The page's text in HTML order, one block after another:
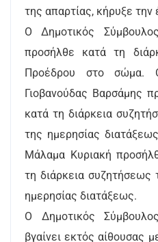
της απαρτίας, κήρυξε την
Ο Δημοτικός
προσήλθε κατά τη
Προέδρου στο σώμα.
Γιοβανούδας Βαρσάμης
κατά τη διάρκεια
της ημερησίας
Μάλαμα Κυριακή
τη διάρκεια συζητήσεως
ημερησίας διατάξεως.
Ο Δημοτικός
βγαίνει εκτός αίθουσας